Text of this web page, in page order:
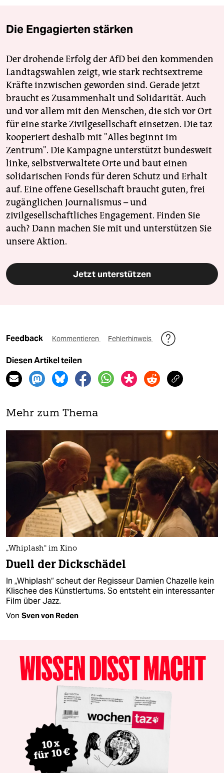
Die Engagierten stärken
Der drohende Erfolg der AfD bei den kommenden
Landtagswahlen zeigt, wie stark rechtsextreme
Kräfte inzwischen geworden sind. Gerade jetzt
braucht es Zusammenhalt und Solidarität. Auch
und vor allem mit den Menschen, die sich vor Ort
für eine starke Zivilgesellschaft einsetzen. Die taz
kooperiert deshalb mit "Alles beginnt im
Zentrum". Die Kampagne unterstützt bundesweit
linke, selbstverwaltete Orte und baut einen
solidarischen Fonds für deren Schutz und Erhalt
auf. Eine offene Gesellschaft braucht guten, frei
zugänglichen Journalismus – und
zivilgesellschaftliches Engagement. Finden Sie
auch? Dann machen Sie mit und unterstützen Sie
unsere Aktion.
Jetzt unterstützen
Feedback Kommentieren Fehlerhinweis
Diesen Artikel teilen
Mehr zum Thema
„Whiplash“ im Kino
Duell der Dickschädel
In „Whiplash“ scheut der Regisseur Damien Chazelle kein
Klischee des Künstlertums. So entsteht ein interessanter
Film über Jazz.
Von Sven von Reden